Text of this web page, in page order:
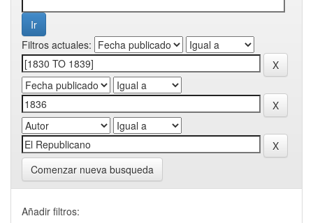
Filtros actuales:
Comenzar nueva busqueda
Añadir filtros: